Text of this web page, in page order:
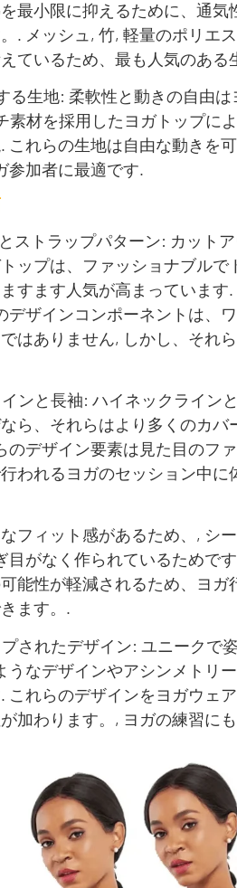
最小限に抑えるために、通気
. メッシュ, 竹, 軽量のポリエ
ているため、最も人気のある
る生地: 柔軟性と動きの自由
素材を採用したヨガトップに
これらの生地は自由な動きを
参加者に最適です.
ストラップパターン: カット
ップは、ファッショナブルで
すます人気が高まっていま
デザインコンポーネントは、
はありません, しかし、それ
ンと長袖: ハイネックライン
ら、それらはより多くのカバ
のデザイン要素は見た目のフ
われるヨガのセッション中
フィット感があるため、, シ
目がなく作られているためで
能性が軽減されるため、ヨ
ます。.
されたデザイン: ユニークで
うなデザインやアシンメトリ
これらのデザインをヨガウェ
加わります。, ヨガの練習に